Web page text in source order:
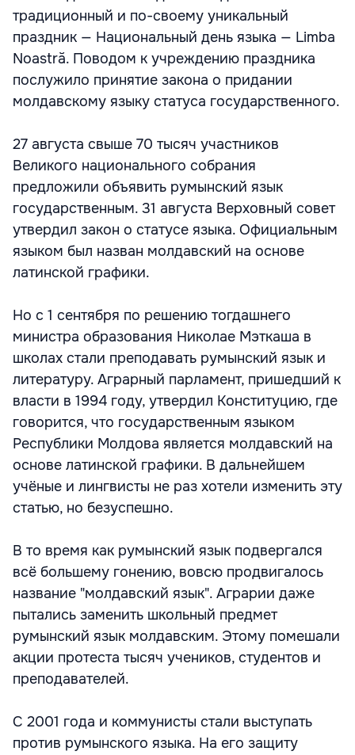
традиционный и по-своему уникальный
праздник — Национальный день языка — Limba
Noastră. Поводом к учреждению праздника
послужило принятие закона о придании
молдавскому языку статуса государственного.
27 августа свыше 70 тысяч участников
Великого национального собрания
предложили объявить румынский язык
государственным. 31 августа Верховный совет
утвердил закон о статусе языка. Официальным
языком был назван молдавский на основе
латинской графики.
Но с 1 сентября по решению тогдашнего
министра образования Николае Мэткаша в
школах стали преподавать румынский язык и
литературу. Аграрный парламент, пришедший к
власти в 1994 году, утвердил Конституцию, где
говорится, что государственным языком
Республики Молдова является молдавский на
основе латинской графики. В дальнейшем
учёные и лингвисты не раз хотели изменить эту
статью, но безуспешно.
В то время как румынский язык подвергался
всё большему гонению, вовсю продвигалось
название "молдавский язык". Аграрии даже
пытались заменить школьный предмет
румынский язык молдавским. Этому помешали
акции протеста тысяч учеников, студентов и
преподавателей.
С 2001 года и коммунисты стали выступать
против румынского языка. На его защиту